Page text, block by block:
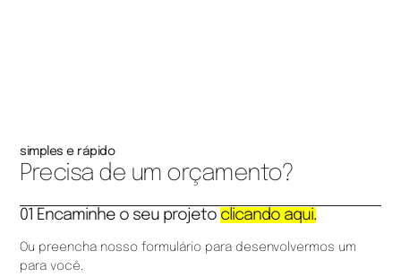
simples e rápido
Precisa de um orçamento?
01 Encaminhe o seu projeto clicando aqui.
Ou preencha nosso formulário para desenvolvermos um
para você.